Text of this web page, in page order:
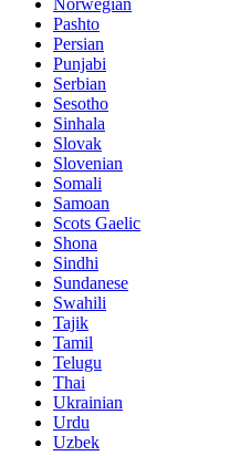
Norwegian
Pashto
Persian
Punjabi
Serbian
Sesotho
Sinhala
Slovak
Slovenian
Somali
Samoan
Scots Gaelic
Shona
Sindhi
Sundanese
Swahili
Tajik
Tamil
Telugu
Thai
Ukrainian
Urdu
Uzbek